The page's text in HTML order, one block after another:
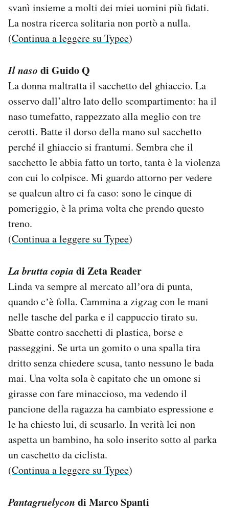
svanì insieme a molti dei miei uomini più fidati.
La nostra ricerca solitaria non portò a nulla.
(Continua a leggere su Typee)
Il naso di Guido Q
La donna maltratta il sacchetto del ghiaccio. La
osservo dall’altro lato dello scompartimento: ha il
naso tumefatto, rappezzato alla meglio con tre
cerotti. Batte il dorso della mano sul sacchetto
perché il ghiaccio si frantumi. Sembra che il
sacchetto le abbia fatto un torto, tanta è la violenza
con cui lo colpisce. Mi guardo attorno per vedere
se qualcun altro ci fa caso: sono le cinque di
pomeriggio, è la prima volta che prendo questo
treno.
(Continua a leggere su Typee)
La brutta copia di Zeta Reader
Linda va sempre al mercato allʼora di punta,
quando cʼè folla. Cammina a zigzag con le mani
nelle tasche del parka e il cappuccio tirato su.
Sbatte contro sacchetti di plastica, borse e
passeggini. Se urta un gomito o una spalla tira
dritto senza chiedere scusa, tanto nessuno le bada
mai. Una volta sola è capitato che un omone si
girasse con fare minaccioso, ma vedendo il
pancione della ragazza ha cambiato espressione e
le ha chiesto lui, di scusarlo. In verità lei non
aspetta un bambino, ha solo inserito sotto al parka
un caschetto da ciclista.
(Continua a leggere su Typee)
Pantagruelycon di Marco Spanti